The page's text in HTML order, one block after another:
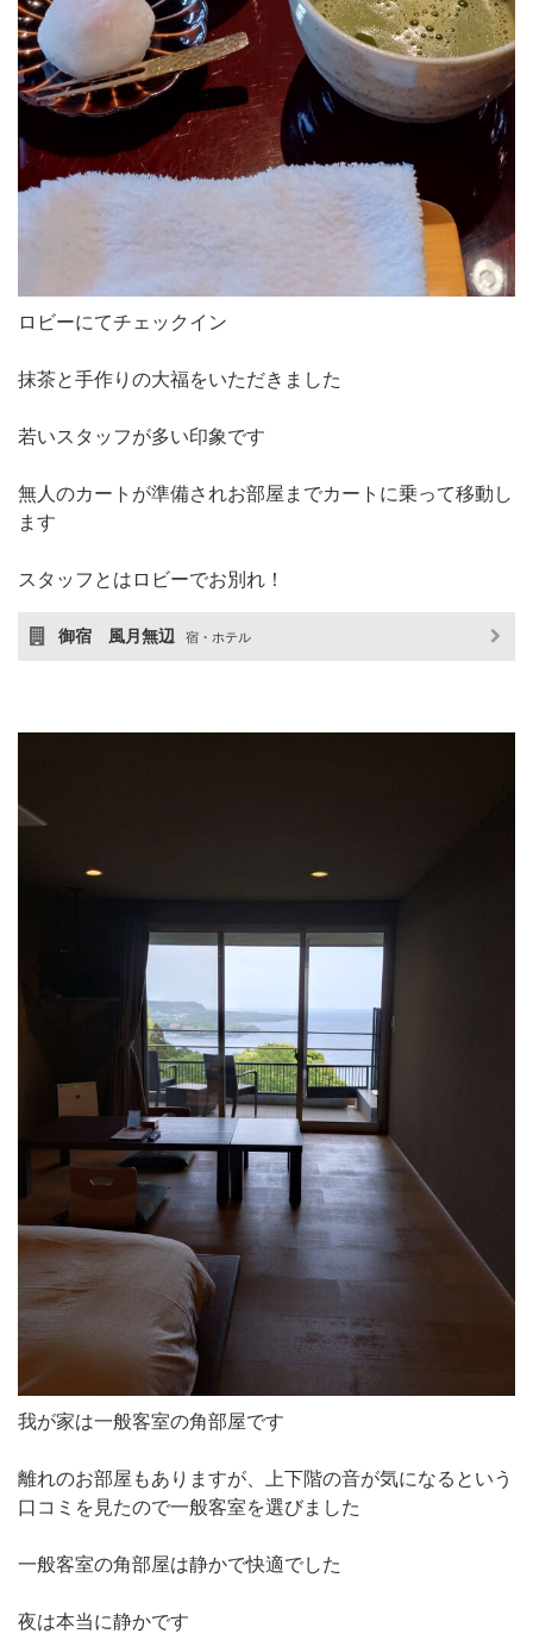
ロビーにてチェックイン
抹茶と手作りの大福をいただきました
若いスタッフが多い印象です
無人のカートが準備されお部屋までカートに乗って移動し
ます
スタッフとはロビーでお別れ！
御宿 風月無辺 宿・ホテル
我が家は一般客室の角部屋です
離れのお部屋もありますが、上下階の音が気になるという
口コミを見たので一般客室を選びました
一般客室の角部屋は静かで快適でした
夜は本当に静かです